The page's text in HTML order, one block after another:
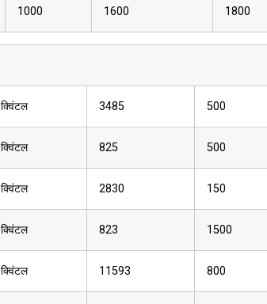
1000 1600 1800
क्विंटल 3485 500
क्विंटल 825 500
क्विंटल 2830 150
क्विंटल 823 1500
क्विंटल 11593 800